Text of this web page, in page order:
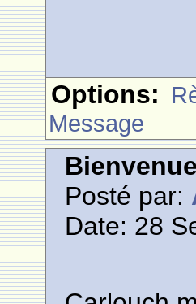
Options:
Message
Posté par:
Date: 28